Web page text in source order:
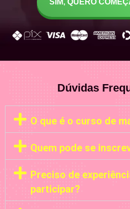
Dúvidas
O que é o curso de
Quem pode se
Preciso de
participar?